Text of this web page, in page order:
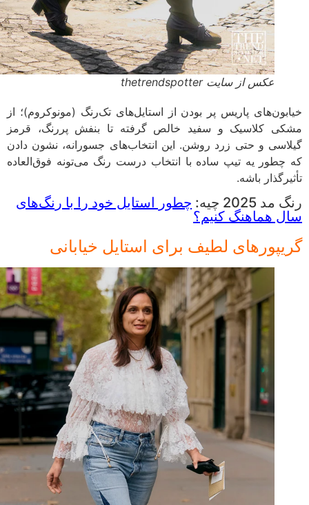
عکس از سایت thetrendspotter
خیابون‌های پاریس پر بودن از استایل‌های تک‌رنگ (مونوکروم)؛ از
مشکی کلاسیک و سفید خالص گرفته تا بنفش پررنگ، قرمز
گیلاسی و حتی زرد روشن. این انتخاب‌های جسورانه، نشون دادن
که چطور یه تیپ ساده با انتخاب درست رنگ می‌تونه فوق‌العاده
تأثیرگذار باشه.
رنگ مد 2025 چیه:
چطور استایل خود را با رنگ‌های
سال هماهنگ کنیم؟
گریپورهای لطیف برای استایل خیابانی